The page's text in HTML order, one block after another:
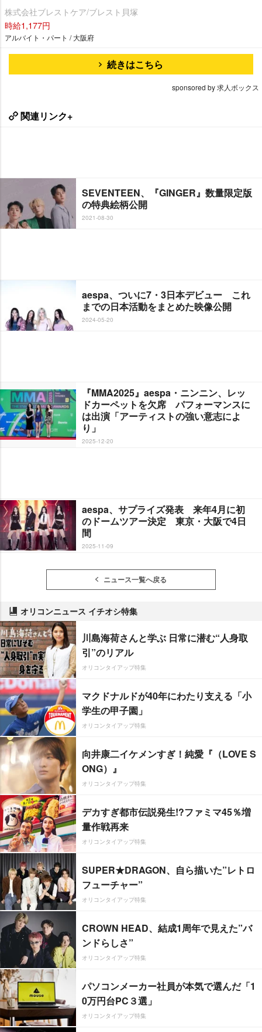
株式会社ブレストケア/ブレスト貝塚
時給1,177円
アルバイト・パート / 大阪府
続きはこちら
sponsored by 求人ボックス
関連リンク+
SEVENTEEN、『GINGER』数量限定版
の特典絵柄公開
2021-08-30
aespa、ついに7・3日本デビュー これ
までの日本活動をまとめた映像公開
2024-05-20
『MMA2025』aespa・ニンニン、レッ
ドカーペットを欠席 パフォーマンスに
は出演「アーティストの強い意志によ
り」
2025-12-20
aespa、サプライズ発表 来年4月に初
のドームツアー決定 東京・大阪で4日
間
2025-11-09
ニュース一覧へ戻る
オリコンニュース イチオシ特集
川島海荷さんと学ぶ 日常に潜む“人身取
引”のリアル
オリコンタイアップ特集
マクドナルドが40年にわたり支える「小
学生の甲子園」
オリコンタイアップ特集
向井康二イケメンすぎ！純愛『（LOVE S
ONG）』
オリコンタイアップ特集
デカすぎ都市伝説発生!?ファミマ45％増
量作戦再来
オリコンタイアップ特集
SUPER★DRAGON、自ら描いた”レトロ
フューチャー”
オリコンタイアップ特集
CROWN HEAD、結成1周年で見えた”バ
ンドらしさ”
オリコンタイアップ特集
パソコンメーカー社員が本気で選んだ「1
0万円台PC３選」
オリコンタイアップ特集